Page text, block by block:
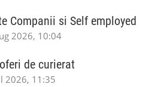
Companii si Self employed
2026, 10:04
de curierat
2026, 11:35